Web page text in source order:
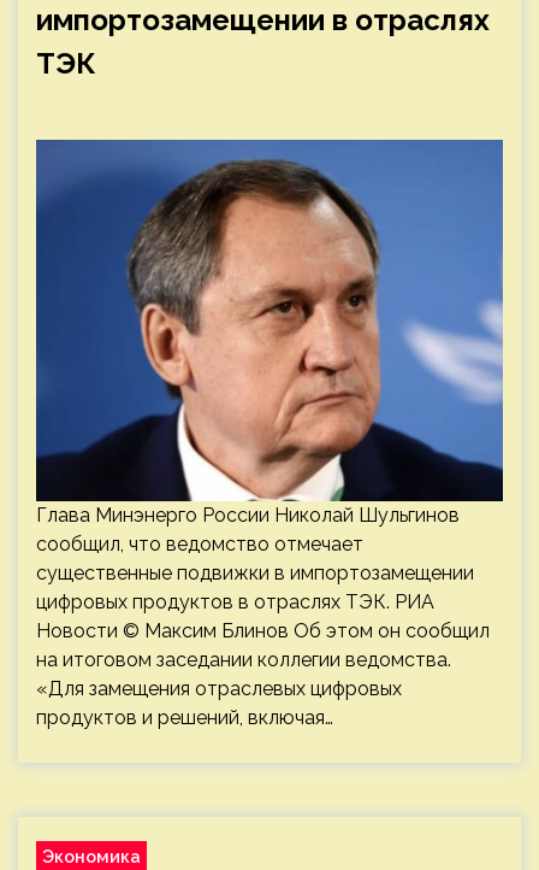
импортозамещении в отраслях
ТЭК
Глава Минэнерго России Николай Шульгинов
сообщил, что ведомство отмечает
существенные подвижки в импортозамещении
цифровых продуктов в отраслях ТЭК. РИА
Новости © Максим Блинов Об этом он сообщил
на итоговом заседании коллегии ведомства.
«Для замещения отраслевых цифровых
продуктов и решений, включая…
Экономика